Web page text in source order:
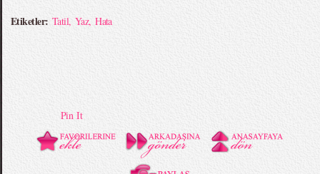
Etiketler: Tatil, Yaz,Hata
Pin It